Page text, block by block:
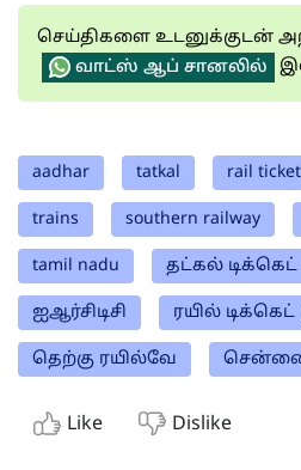
செய்திகளை உடனுக்குடன்
வாட்ஸ் ஆப் சானலில்
aadhar tatkal rail
trains southern railway
tamil nadu தட்கல் டிக்கெட்
ஐஆர்சிடிசி ரயில் டிக்கெட்
தெற்கு ரயில்வே
Like Dislike